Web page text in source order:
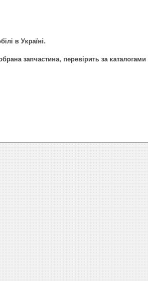
в Україні.
запчастина, перевірить за